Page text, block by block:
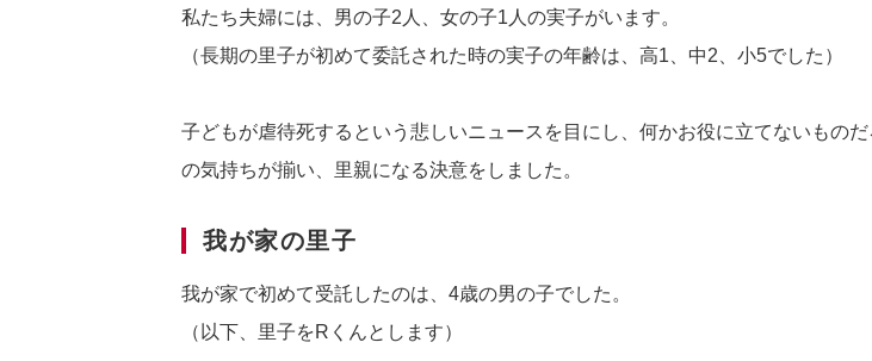
私たち夫婦には、男の子2人、女の子1人の実子がいます。
（長期の里子が初めて委託された時の実子の年齢は、高1、中2、小5でした）
子どもが虐待死するという悲しいニュースを目にし、何かお役に立てないもの
の気持ちが揃い、里親になる決意をしました。
我が家の里子
我が家で初めて受託したのは、4歳の男の子でした。
（以下、里子をRくんとします）